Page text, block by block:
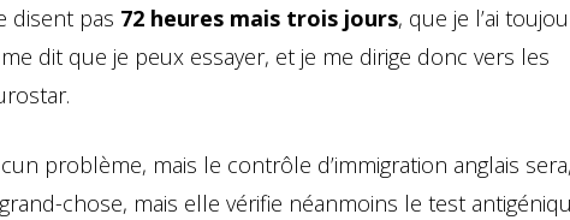
disent pas 72 heures mais trois jours, que je l’ai
dit que je peux essayer, et je me dirige donc vers les
problème, mais le contrôle d’immigration anglais sera,
chose, mais elle vérifie néanmoins le test